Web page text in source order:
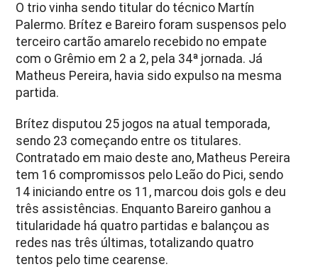
O trio vinha sendo titular do técnico Martín
Palermo. Brítez e Bareiro foram suspensos pelo
terceiro cartão amarelo recebido no empate
com o Grêmio em 2 a 2, pela 34ª jornada. Já
Matheus Pereira, havia sido expulso na mesma
partida.
Brítez disputou 25 jogos na atual temporada,
sendo 23 começando entre os titulares.
Contratado em maio deste ano, Matheus Pereira
tem 16 compromissos pelo Leão do Pici, sendo
14 iniciando entre os 11, marcou dois gols e deu
três assistências. Enquanto Bareiro ganhou a
titularidade há quatro partidas e balançou as
redes nas três últimas, totalizando quatro
tentos pelo time cearense.